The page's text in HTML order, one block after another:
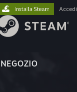
NEGOZIO
Installa Steam Accedi